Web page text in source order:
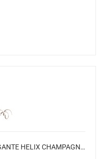
[OP-7306-120CM] LÁMPARA COLGANTE HELIX CHAMPAGNE CCT DIMABLE